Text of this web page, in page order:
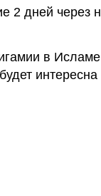
2 дней
в